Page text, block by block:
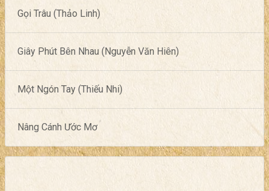
Gọi Trâu (Thảo Linh)
Giây Phút Bên Nhau (Nguyễn Văn Hiên)
Một Ngón Tay (Thiếu Nhi)
Nâng Cánh Ước Mơ